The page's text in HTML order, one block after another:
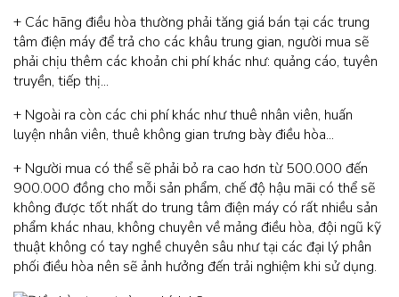
+ Các hãng điều hòa thường phải tăng giá bán tại các trung
tâm điện máy để trả cho các khâu trung gian, người mua sẽ
phải chịu thêm các khoản chi phí khác như: quảng cáo, tuyên
truyền, tiếp thị...
+ Ngoài ra còn các chi phí khác như thuê nhân viên, huấn
luyện nhân viên, thuê không gian trưng bày điều hòa...
+ Người mua có thể sẽ phải bỏ ra cao hơn từ 500.000 đến
900.000 đồng cho mỗi sản phẩm, chế độ hậu mãi có thể sẽ
không được tốt nhất do trung tâm điện máy có rất nhiều sản
phẩm khác nhau, không chuyên về mảng điều hòa, đội ngũ kỹ
thuật không có tay nghề chuyên sâu như tại các đại lý phân
phối điều hòa nên sẽ ảnh hưởng đến trải nghiệm khi sử dụng.